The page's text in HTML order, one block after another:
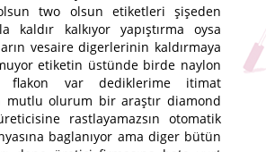
two olsun etiketleri şişeden
kaldır kalkıyor yapıştırma oysa
vesaire digerlerinin kaldırmaya
etiketin üstünde birde naylon
flakon var dediklerime itimat
mutlu olurum bir araştır diamond
rastlayamazsın otomatik
baglanıyor ama diger bütün